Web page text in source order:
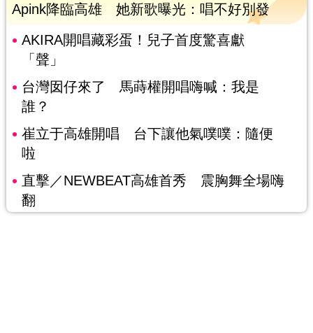
Apink降臨高雄 她新歌曝光：唱不好別發
AKIRA開唱藏彩蛋！兒子首度驚喜獻
「聲」
台灣囡仔來了 馬蒔權開唱嗨喊：我是
誰？
崔立于高雄開唱 台下讓他氣噗噗：隨便
啦
直擊／NEWBEAT高雄首秀 震胸舞全場嗨
翻